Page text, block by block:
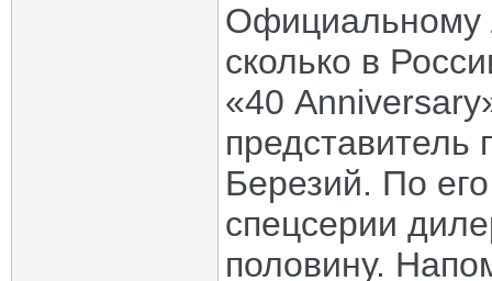
Официальному
сколько в
«40
Березий. По
спецсерии
половину.